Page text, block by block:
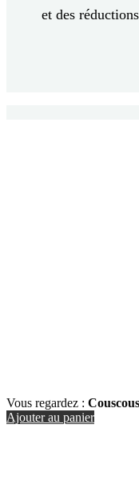
et des réductions
Vous regardez :
Ajouter au panier